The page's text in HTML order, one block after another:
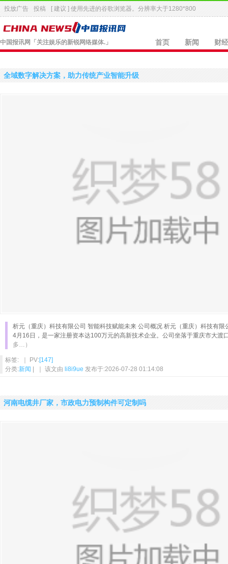
投放广告 投稿 [ 建议 ] 使用先进的谷歌浏览器。分辨率大于1280*800
中国报讯网 「关注娱乐的新锐网络媒体.」 首页 新闻 财经
全域数字解决方案，助力传统产业智能升级
析元（重庆）科技有限公司 智能科技赋能未来 公司概况 析元（重庆）科技有限
4月16日，是一家注册资本达100万元的高新技术企业。公司坐落于重庆市大渡
多…）
标签: ｜ PV:[147]
分类:新闻 | ｜ 该文由 li8i9ue 发布于:2026-07-28 01:14:08
河南电缆井厂家，市政电力预制构件可定制吗